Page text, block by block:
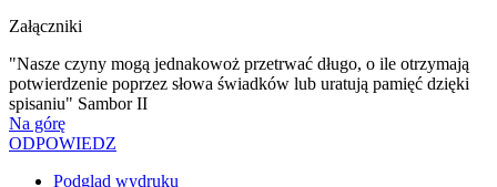
Załączniki
"Nasze czyny mogą jednakowoż przetrwać długo, o ile otrzymają
potwierdzenie poprzez słowa świadków lub uratują pamięć dzięki
spisaniu" Sambor II
Na górę
ODPOWIEDZ
Podgląd wydruku